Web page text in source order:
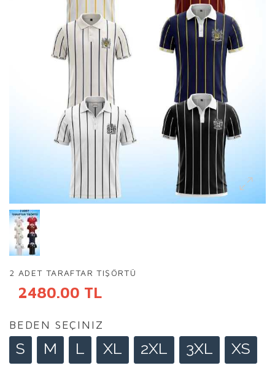
2 ADET TARAFTAR TIŞÖRTÜ
2480.00 TL
BEDEN SEÇINIZ
S M L XL 2XL 3XL XS